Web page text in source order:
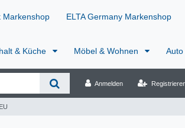
Markenshop ELTA Germany Markenshop
& Küche Möbel & Wohnen Auto
Anmelden